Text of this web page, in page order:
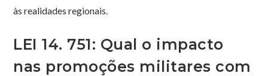
às realidades regionais.
LEI 14. 751: Qual o impacto
nas promoções militares com